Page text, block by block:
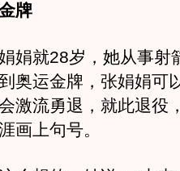
牌
就28岁，她从事射
奥运金牌，张娟娟可
激流勇退，就此退役
画上句号。